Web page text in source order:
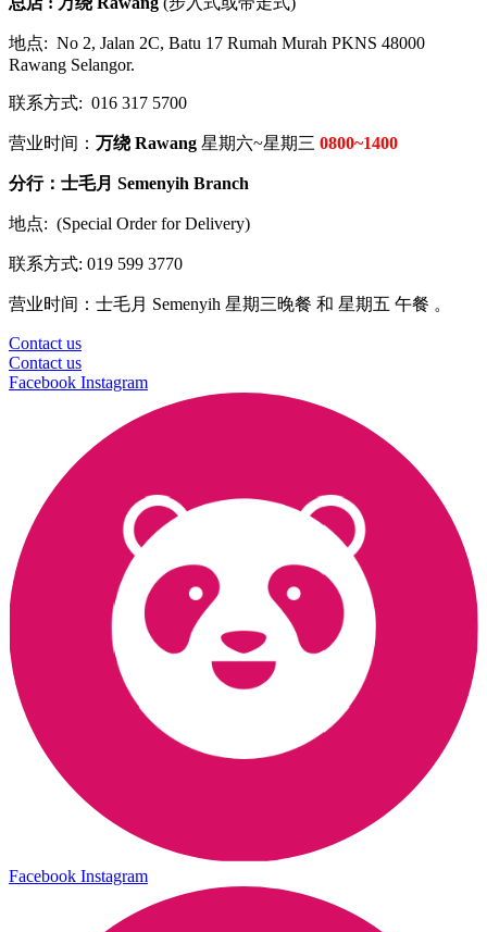
地点: No 2, Jalan 2C, Batu 17 Rumah Murah PKNS 48000
Rawang Selangor.
联系方式: 016 317 5700
营业时间： 万绕 Rawang 星期六~星期三 0800~1400
分行： 士毛月 Semenyih Branch
地点: (Special Order for Delivery)
联系方式: 019 599 3770
营业时间：士毛月 Semenyih 星期三晚餐 和 星期五 午餐 。
Contact us
Contact us
Facebook Instagram
Facebook Instagram